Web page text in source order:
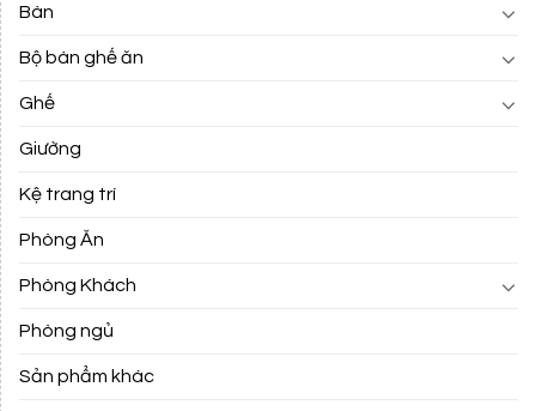
Bàn
Bộ bàn ghế ăn
Ghế
Giường
Kệ trang trí
Phòng Ăn
Phòng Khách
Phòng ngủ
Sản phẩm khác